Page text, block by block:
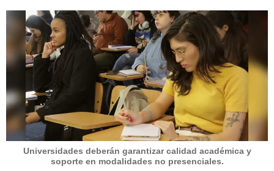
Universidades deberán garantizar calidad académica y
soporte en modalidades no presenciales.